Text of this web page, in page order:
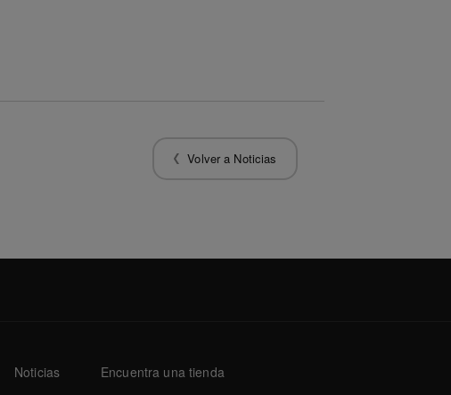
Volver a Noticias
Noticias
Encuentra una tienda